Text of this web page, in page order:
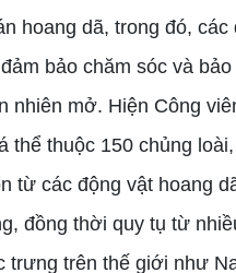
hoang dã, trong đó, các
bảo chăm sóc và bảo
nhiên mở. Hiện Công
thể thuộc 150 chủng
từ các động vật hoang
đồng thời quy tụ từ
trưng trên thế giới như